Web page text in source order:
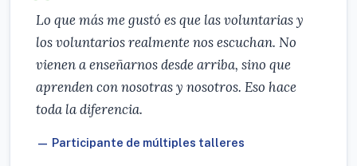
Lo que más me gustó es que las voluntarias y
los voluntarios realmente nos escuchan. No
vienen a enseñarnos desde arriba, sino que
aprenden con nosotras y nosotros. Eso hace
toda la diferencia.
— Participante de múltiples talleres